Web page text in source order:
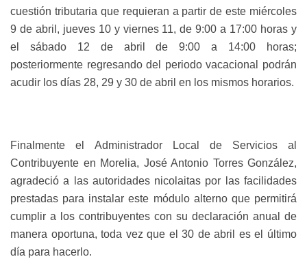
cuestión tributaria que requieran a partir de este miércoles
9 de abril, jueves 10 y viernes 11, de 9:00 a 17:00 horas y
el sábado 12 de abril de 9:00 a 14:00 horas;
posteriormente regresando del periodo vacacional podrán
acudir los días 28, 29 y 30 de abril en los mismos horarios.
Finalmente el Administrador Local de Servicios al
Contribuyente en Morelia, José Antonio Torres González,
agradeció a las autoridades nicolaitas por las facilidades
prestadas para instalar este módulo alterno que permitirá
cumplir a los contribuyentes con su declaración anual de
manera oportuna, toda vez que el 30 de abril es el último
día para hacerlo.